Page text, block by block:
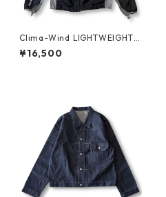
Clima-Wind LIGHTWEIGHT J
KT by SALOMON
¥16,500